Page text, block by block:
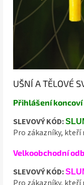
UŠNÍ A TĚLOVÉ
Přihlášení koncoví
SLEVOVÝ KÓD:
Pro zákazníky, kteří
Velkoobchodní
SLEVOVÝ KÓD: